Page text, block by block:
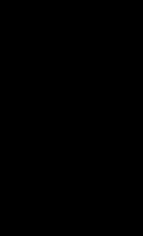
заказывал.